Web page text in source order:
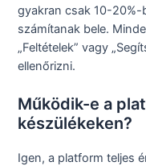
gyakran csak 10-
számítanak bele.
„Feltételek” vagy
ellenőrizni.
Működik-e a
készülékeken?
Igen, a platform teljes